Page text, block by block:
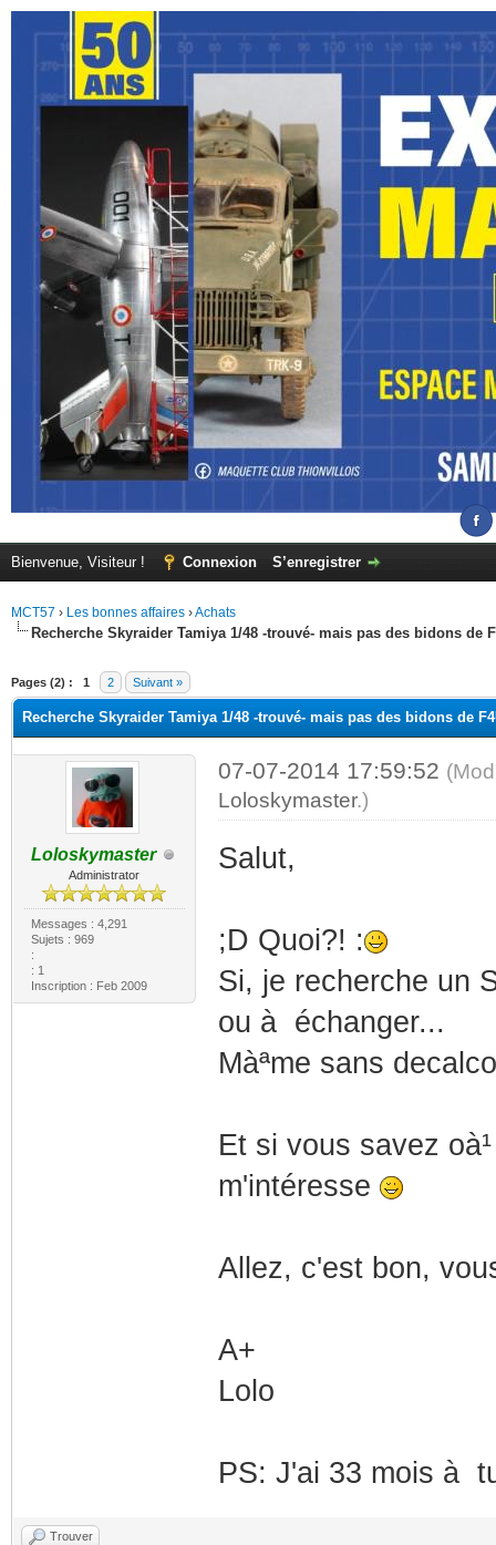
Bienvenue, Visiteur ! Connexion S’enregistrer
MCT57 › Les bonnes affaires ›Achats
Recherche Skyraider Tamiya 1/48 -trouvé- mais pas des bidons de
Pages (2) : 1 2 Suivant »
Recherche Skyraider Tamiya 1/48 -trouvé- mais pas des bidons de
Loloskymaster
Administrator
Messages : 4,291
Sujets : 969
:
: 1
Inscription : Feb 2009
07-07-2014 17:59:52
Loloskymaster.)
Salut,
;D Quoi?! :
Si, je recherche un
ou à échanger...
Màªme sans
Et si vous savez
m'intéresse
Allez, c'est bon,
A+
Lolo
PS: J'ai 33 mois à
Trouver